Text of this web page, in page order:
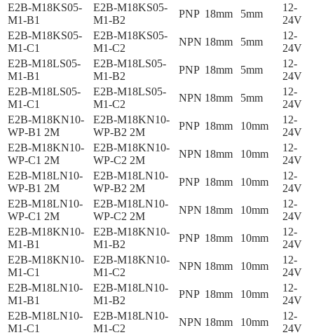
E2B-M18KS05-
M1-B1
E2B-M18KS05-
M1-B2
PNP 18mm 5mm
12-
24V
E2B-M18KS05-
M1-C1
E2B-M18KS05-
M1-C2
NPN 18mm 5mm
12-
24V
E2B-M18LS05-
M1-B1
E2B-M18LS05-
M1-B2
PNP 18mm 5mm
12-
24V
E2B-M18LS05-
M1-C1
E2B-M18LS05-
M1-C2
NPN 18mm 5mm
12-
24V
E2B-M18KN10-
WP-B1 2M
E2B-M18KN10-
WP-B2 2M
PNP 18mm 10mm
12-
24V
E2B-M18KN10-
WP-C1 2M
E2B-M18KN10-
WP-C2 2M
NPN 18mm 10mm
12-
24V
E2B-M18LN10-
WP-B1 2M
E2B-M18LN10-
WP-B2 2M
PNP 18mm 10mm
12-
24V
E2B-M18LN10-
WP-C1 2M
E2B-M18LN10-
WP-C2 2M
NPN 18mm 10mm
12-
24V
E2B-M18KN10-
M1-B1
E2B-M18KN10-
M1-B2
PNP 18mm 10mm
12-
24V
E2B-M18KN10-
M1-C1
E2B-M18KN10-
M1-C2
NPN 18mm 10mm
12-
24V
E2B-M18LN10-
M1-B1
E2B-M18LN10-
M1-B2
PNP 18mm 10mm
12-
24V
E2B-M18LN10-
M1-C1
E2B-M18LN10-
M1-C2
NPN 18mm 10mm
12-
24V